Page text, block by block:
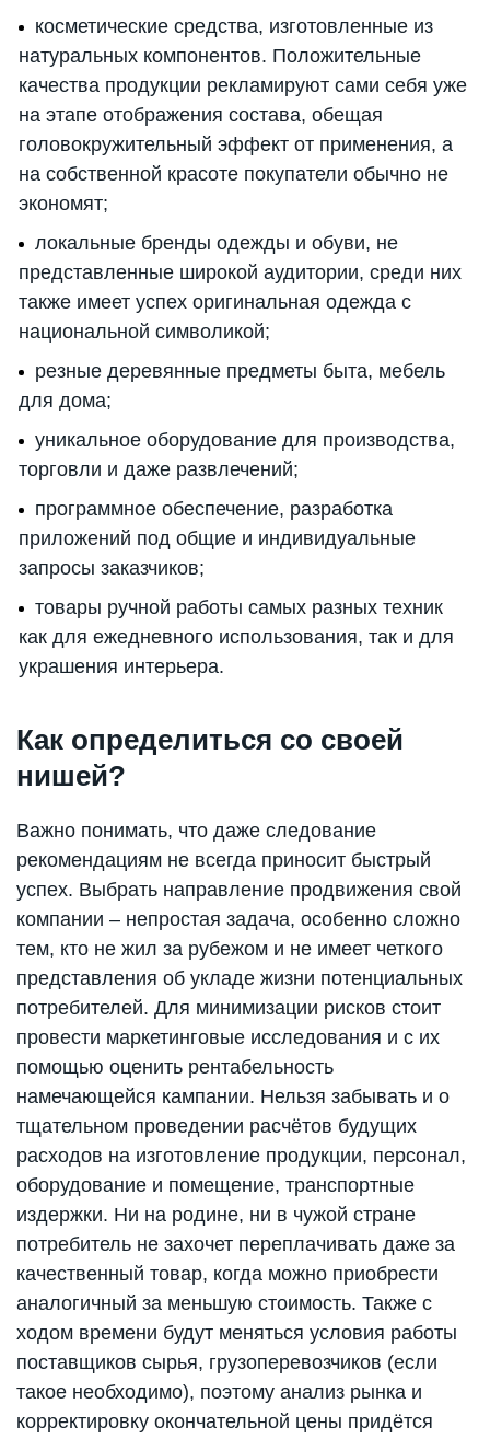
косметические средства, изготовленные из
натуральных компонентов. Положительные
качества продукции рекламируют сами себя уже
на этапе отображения состава, обещая
головокружительный эффект от применения, а
на собственной красоте покупатели обычно не
экономят;
локальные бренды одежды и обуви, не
представленные широкой аудитории, среди них
также имеет успех оригинальная одежда с
национальной символикой;
резные деревянные предметы быта, мебель
для дома;
уникальное оборудование для производства,
торговли и даже развлечений;
программное обеспечение, разработка
приложений под общие и индивидуальные
запросы заказчиков;
товары ручной работы самых разных техник
как для ежедневного использования, так и для
украшения интерьера.
Как определиться со своей
нишей?
Важно понимать, что даже следование
рекомендациям не всегда приносит быстрый
успех. Выбрать направление продвижения свой
компании – непростая задача, особенно сложно
тем, кто не жил за рубежом и не имеет четкого
представления об укладе жизни потенциальных
потребителей. Для минимизации рисков стоит
провести маркетинговые исследования и с их
помощью оценить рентабельность
намечающейся кампании. Нельзя забывать и о
тщательном проведении расчётов будущих
расходов на изготовление продукции, персонал,
оборудование и помещение, транспортные
издержки. Ни на родине, ни в чужой стране
потребитель не захочет переплачивать даже за
качественный товар, когда можно приобрести
аналогичный за меньшую стоимость. Также с
ходом времени будут меняться условия работы
поставщиков сырья, грузоперевозчиков (если
такое необходимо), поэтому анализ рынка и
корректировку окончательной цены придётся